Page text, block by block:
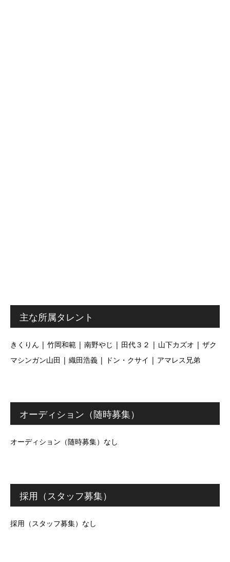
主な所属タレント
きくりん | 竹岡和範 | 南野やじ | 田代３２ | 山下カズオ | ザク
マシンガン山田 | 織田浩義 | ドン・クサイ | アマレス兄弟
オーディション（随時募集）
オーディション（随時募集）なし
採用（スタッフ募集）
採用（スタッフ募集）なし